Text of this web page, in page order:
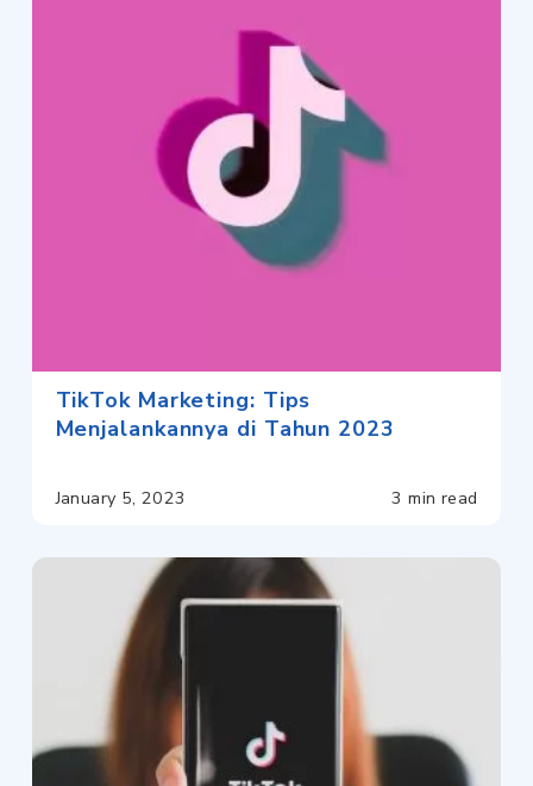
TikTok Marketing: Tips
Menjalankannya di Tahun 2023
January 5, 2023 3 min read